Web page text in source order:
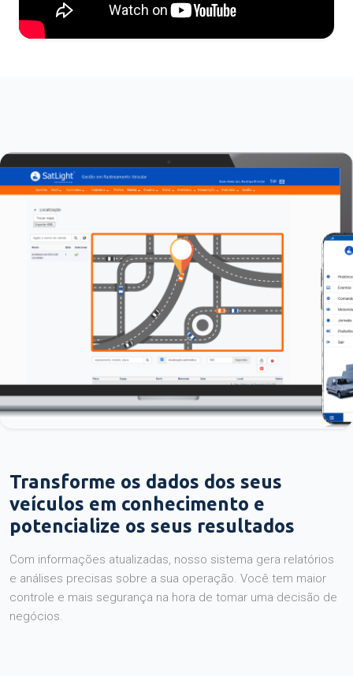
Transforme os dados dos seus
veículos em conhecimento e
potencialize os seus resultados
Com informações atualizadas, nosso sistema gera relatórios
e análises precisas sobre a sua operação. Você tem maior
controle e mais segurança na hora de tomar uma decisão de
negócios.